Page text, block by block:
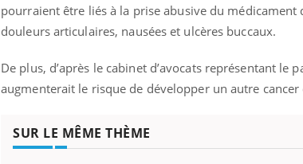
pourraient être liés à la prise abusive du
douleurs articulaires, nausées et ulcères buccaux.
De plus, d’après le cabinet d’avocats représentant
augmenterait le risque de développer un autre
SUR LE MÊME THÈME